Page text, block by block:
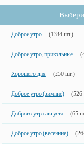
Доброе утро (1384 шт.)
Доброе утро, прикольные
Хорошего дня (250 шт.)
Доброе утро (зимние) (526
Доброго утра августа (65
Доброе утро (весенние)